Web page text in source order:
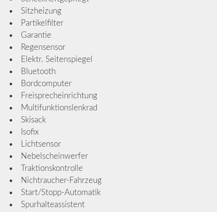
Sitzheizung
Partikelfilter
Garantie
Regensensor
Elektr. Seitenspiegel
Bluetooth
Bordcomputer
Freisprecheinrichtung
Multifunktionslenkrad
Skisack
Isofix
Lichtsensor
Nebelscheinwerfer
Traktionskontrolle
Nichtraucher-Fahrzeug
Start/Stopp-Automatik
Spurhalteassistent